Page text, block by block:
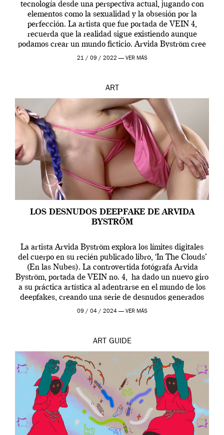
tecnología desde una perspectiva actual, jugando con
elementos como la sexualidad y la obsesión por la
perfección. La artista que fue portada de VEIN 4,
recuerda que la realidad sigue existiendo aunque
podamos crear un mundo ficticio. Arvida Byström cree
que los humanos tienen un complejo […]
21 / 09 / 2022 — VER MÁS
ART
LOS DESNUDOS DEEPFAKE DE ARVIDA
BYSTRÖM
La artista Arvida Byström explora los límites digitales
del cuerpo en su recién publicado libro, ‘In The Clouds’
(En las Nubes). La controvertida fotógrafa Arvida
Byström, portada de VEIN no. 4, ha dado un nuevo giro
a su práctica artística al adentrarse en el mundo de los
deepfakes, creando una serie de desnudos generados
por […]
09 / 04 / 2024 — VER MÁS
ART GUIDE